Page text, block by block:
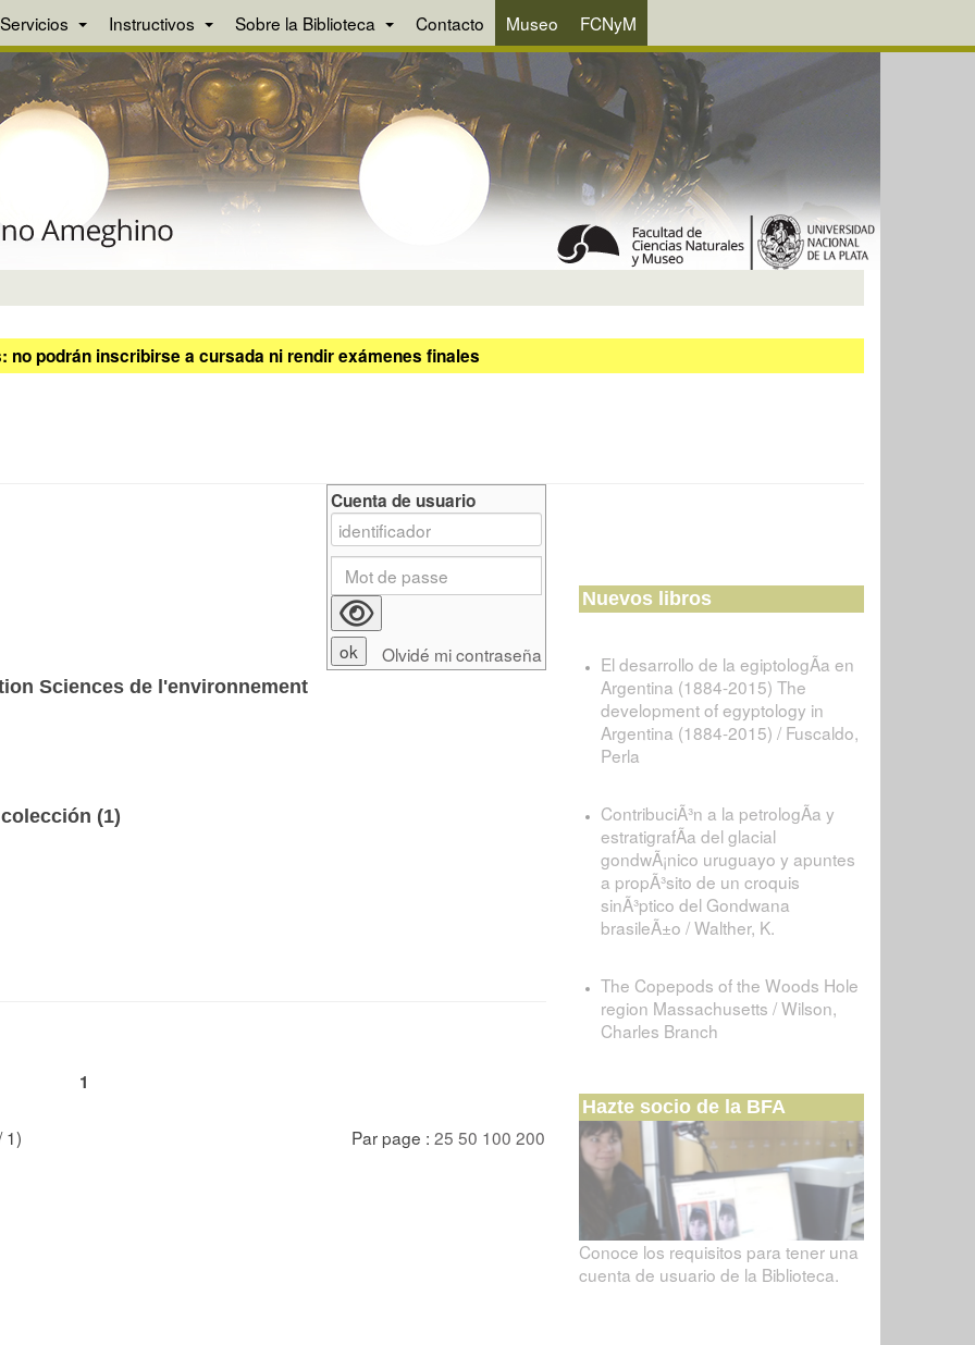
Servicios Instructivos Sobre la Biblioteca Contacto Museo FCNyM
podrán inscribirse a cursada ni rendir exámenes finales
Sciences de l'environnement
(1)
1
1) Par page : 25 50 100 200
Cuenta de usuario
Olvidé mi contraseña
Nuevos libros
El desarrollo de la egiptologÃ­a en
Argentina (1884-2015) The
development of egyptology in
Argentina (1884-2015) / Fuscaldo,
Perla
ContribuciÃ³n a la petrologÃ­a y
estratigrafÃ­a del glacial
gondwÃ¡nico uruguayo y apuntes
a propÃ³sito de un croquis
sinÃ³ptico del Gondwana
brasileÃ±o / Walther, K.
The Copepods of the Woods Hole
region Massachusetts / Wilson,
Charles Branch
Hazte socio de la BFA
Conoce los requisitos para tener una
cuenta de usuario de la Biblioteca.